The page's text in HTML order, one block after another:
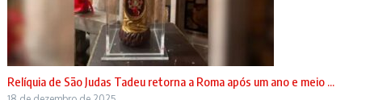
Relíquia de São Judas Tadeu retorna a Roma após um ano e meio ...